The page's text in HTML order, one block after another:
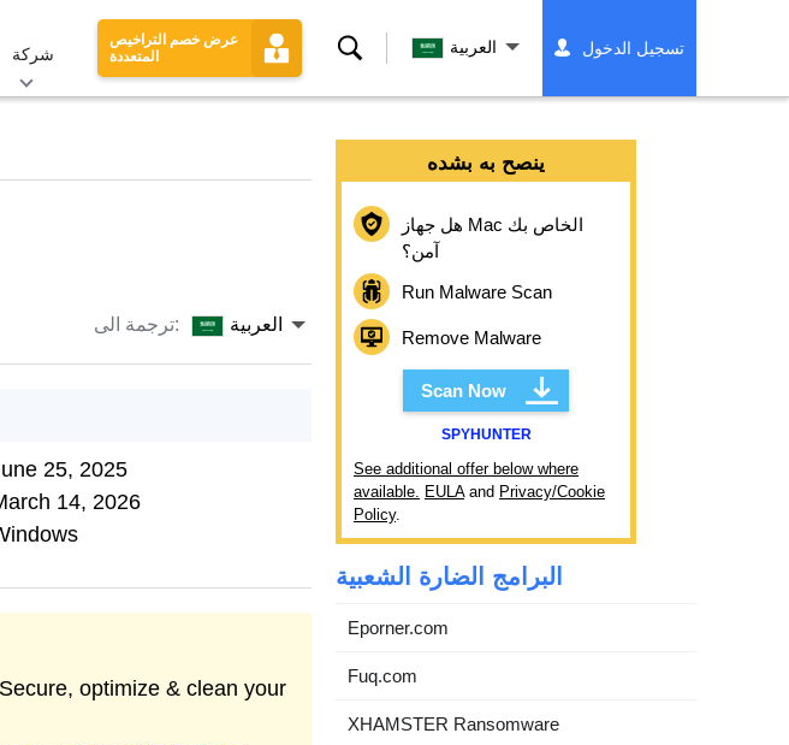
شركة
عرض خصم التراخيص
المتعددة
بحث العربية تسجيل الدخول
ترجمة الى: العربية
25, 2025
14, 2026
ينصح به بشده
هل جهاز Mac الخاص بك
آمن؟
Run Malware Scan
Remove Malware
Scan Now
SPYHUNTER
See additional offer below where
available. EULAand Privacy/Cookie
Policy.
البرامج الضارة الشعبية
Eporner.com
Fuq.com
XHAMSTER Ransomware